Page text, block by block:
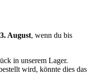
August, wenn du bis
in unserem Lager.
wird, könnte dies das